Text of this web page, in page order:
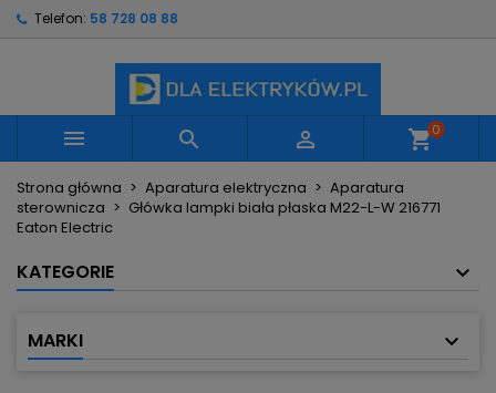
Telefon: 58 728 08 88
   shopping_cart0
Strona główna Aparatura elektryczna
Aparatura
sterownicza
Główka lampki biała płaska M22-L-W 216771
Eaton Electric
KATEGORIE
MARKI
Utwórz nową listę
Nazwa listy życzeń
Anuluj Utwórz listę życzeń
Musisz być zalogowany by zapisać produkty na
swojej liście życzeń.
Anuluj Zaloguj się